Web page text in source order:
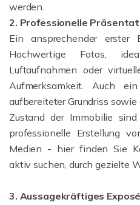
werden.
2. Professionelle
Ein ansprechender erster
Hochwertige Fotos,
Luftaufnahmen oder
Aufmerksamkeit. Auch
aufbereiteter Grundriss
Zustand der Immobilie
professionelle Erstellung
Medien - hier finden Sie
aktiv suchen, durch gezielte
3. Aussagekräftiges Exposé